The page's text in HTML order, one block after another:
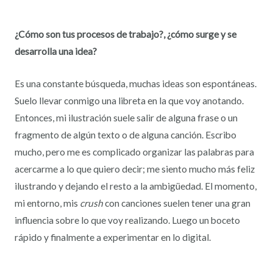
¿Cómo son tus procesos de trabajo?, ¿cómo surge y se
desarrolla una idea?
Es una constante búsqueda, muchas ideas son espontáneas.
Suelo llevar conmigo una libreta en la que voy anotando.
Entonces, mi ilustración suele salir de alguna frase o un
fragmento de algún texto o de alguna canción. Escribo
mucho, pero me es complicado organizar las palabras para
acercarme a lo que quiero decir; me siento mucho más feliz
ilustrando y dejando el resto a la ambigüedad. El momento,
mi entorno, mis crushcon canciones suelen tener una gran
influencia sobre lo que voy realizando. Luego un boceto
rápido y finalmente a experimentar en lo digital.